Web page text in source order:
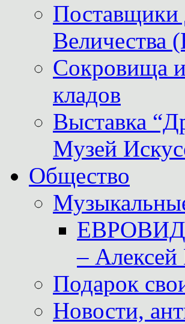
Величества
Сокровища
кладов
Выставка
Музей
Общество
– Алексей
Подарок
Новости,